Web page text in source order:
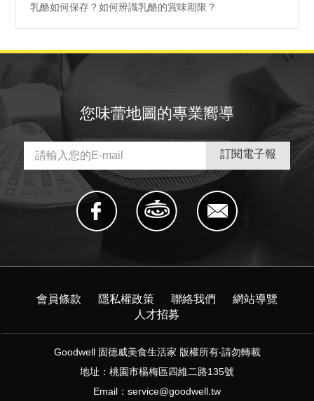
乳酪如何保存？如何辨識乳酪的賞味期限？
您味蕾地圖的專業嚮導
會員條款 隱私權政策 聯絡我們
網站導覽
人才招募
Goodwell 固德威美食生活家 版權所有‧請勿轉載
地址：桃園市楊梅區四維二路135號
Email： service@goodwell.tw